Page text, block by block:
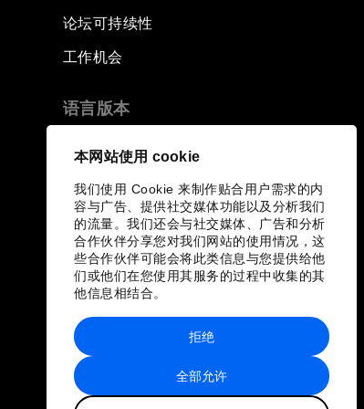
本网站使用 cookie
我们使用 Cookie 来制作贴合用户需求的内
容与广告、提供社交媒体功能以及分析我们
的流量。我们还会与社交媒体、广告和分析
合作伙伴分享您对我们网站的使用情况，这
些合作伙伴可能会将此类信息与您提供给他
们或他们在您使用其服务的过程中收集的其
他信息相结合。
全部允许
拒绝
论坛可持续性
工作机会
语言版本